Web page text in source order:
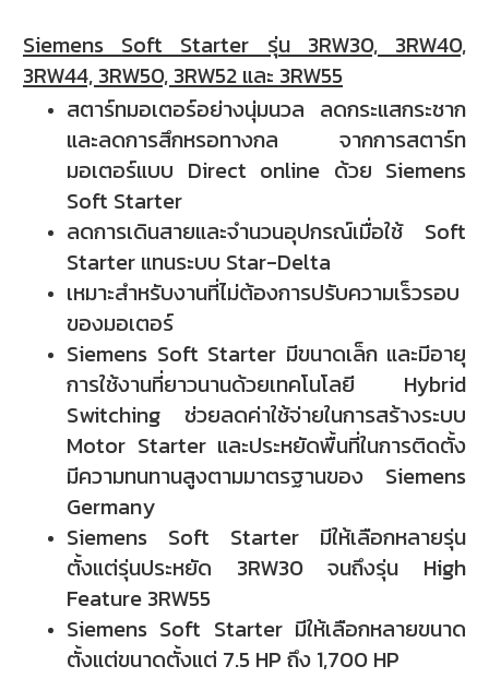
Siemens Soft Starter รุ่น 3RW30, 3RW40,
3RW44, 3RW50, 3RW52 และ 3RW55
สตาร์ทมอเตอร์อย่างนุ่มนวล ลดกระแสกระชาก
และลดการสึกหรอทางกล จากการสตาร์ท
มอเตอร์แบบ Direct online ด้วย Siemens
Soft Starter
ลดการเดินสายและจำนวนอุปกรณ์เมื่อใช้ Soft
Starter แทนระบบ Star-Delta
เหมาะสำหรับงานที่ไม่ต้องการปรับความเร็วรอบ
ของมอเตอร์
Siemens Soft Starter มีขนาดเล็ก และมีอายุ
การใช้งานที่ยาวนานด้วยเทคโนโลยี Hybrid
Switching ช่วยลดค่าใช้จ่ายในการสร้างระบบ
Motor Starter และประหยัดพื้นที่ในการติดตั้ง
มีความทนทานสูงตามมาตรฐานของ Siemens
Germany
Siemens Soft Starter มีให้เลือกหลายรุ่น
ตั้งแต่รุ่นประหยัด 3RW30 จนถึงรุ่น High
Feature 3RW55
Siemens Soft Starter มีให้เลือกหลายขนาด
ตั้งแต่ขนาดตั้งแต่ 7.5 HP ถึง 1,700 HP